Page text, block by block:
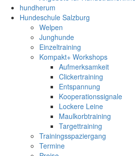
hundherum
Hundeschule Salzburg
Welpen
Junghunde
Einzeltraining
Kompakt+ Workshops
Aufmerksamkeit
Clickertraining
Entspannung
Kooperationssignale
Lockere Leine
Maulkorbtraining
Targettraining
Trainingsspaziergang
Termine